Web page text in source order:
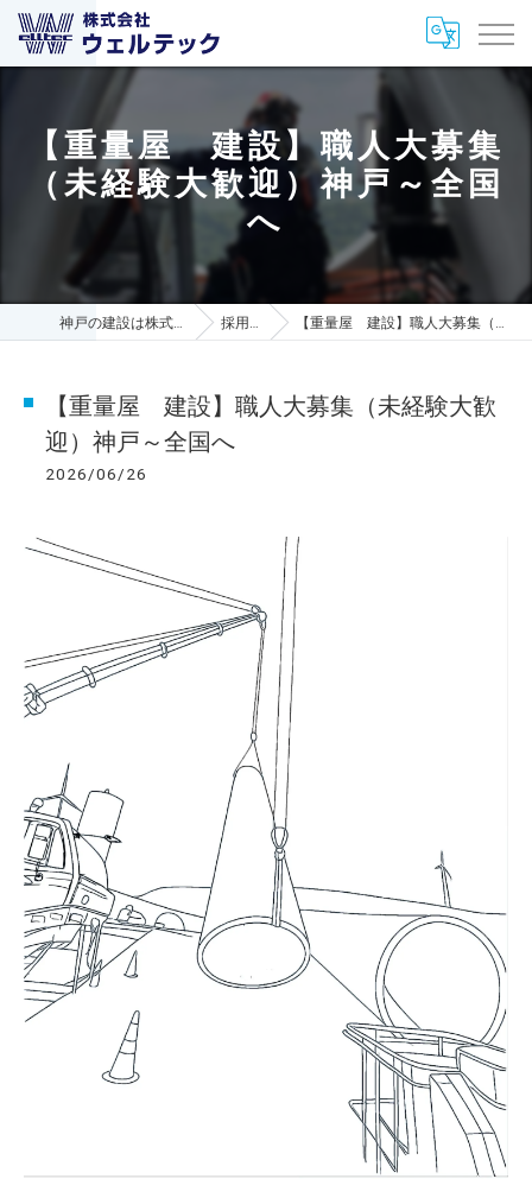
【重量屋 建設】職人大募集
（未経験大歓迎）神戸～全国
へ
神戸の建設は株式会社ウェルテック 採用ブログ 【重量屋 建設】職人大募集（未経験大歓迎）神戸～全国へ
【重量屋 建設】職人大募集（未経験大歓
迎）神戸～全国へ
2026/06/26